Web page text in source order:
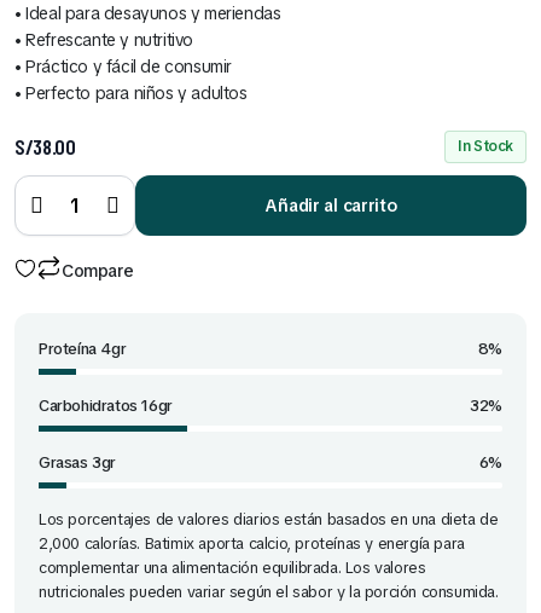
• Ideal para desayunos y meriendas
• Refrescante y nutritivo
• Práctico y fácil de consumir
• Perfecto para niños y adultos
S/38.00 In Stock
Batimix
todos
los
sabores
quantity
Añadir al carrito
Compare
Proteína 4gr 8%
Carbohidratos 16gr 32%
Grasas 3gr 6%
Los porcentajes de valores diarios están basados en una dieta de
2,000 calorías. Batimix aporta calcio, proteínas y energía para
complementar una alimentación equilibrada. Los valores
nutricionales pueden variar según el sabor y la porción consumida.